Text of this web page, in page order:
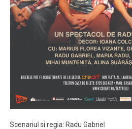
Scenariul si regia: Radu Gabriel